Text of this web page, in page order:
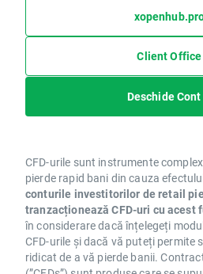
Client Office
Deschide Cont
CFD-urile sunt instrumente
pierde rapid bani din cauza
conturile investitorilor de retail
tranzacționează CFD-uri cu acest
în considerare dacă înțelegeți
CFD-urile și dacă vă puteți permite
ridicat de a vă pierde banii.